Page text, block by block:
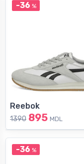
-36 %
Reebok
1390 895 MDL
-36 %